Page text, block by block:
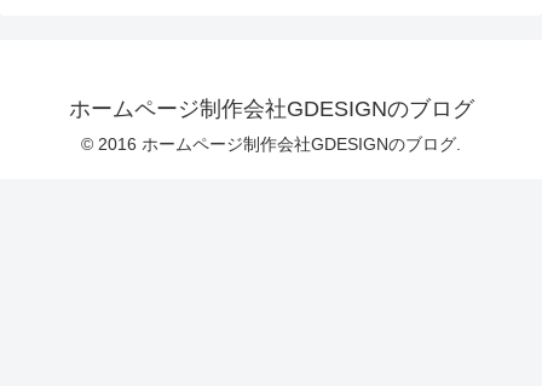
ホームページ制作会社GDESIGNのブログ
© 2016 ホームページ制作会社GDESIGNのブログ.